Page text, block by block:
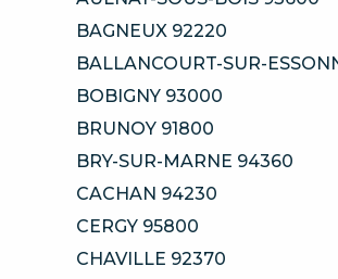
BAGNEUX 92220
BALLANCOURT-SUR-
BOBIGNY 93000
BRUNOY 91800
BRY-SUR-MARNE 94360
CACHAN 94230
CERGY 95800
CHAVILLE 92370